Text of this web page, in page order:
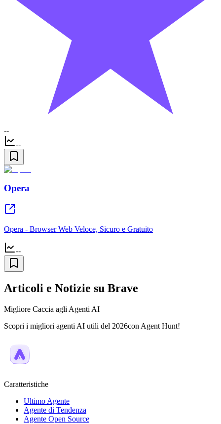
--
--
Opera
Opera - Browser Web Veloce, Sicuro e Gratuito
--
Articoli e Notizie su Brave
Migliore Caccia agli Agenti AI
Scopri i migliori agenti AI utili del 2026con Agent Hunt!
Caratteristiche
Ultimo Agente
Agente di Tendenza
Agente Open Source